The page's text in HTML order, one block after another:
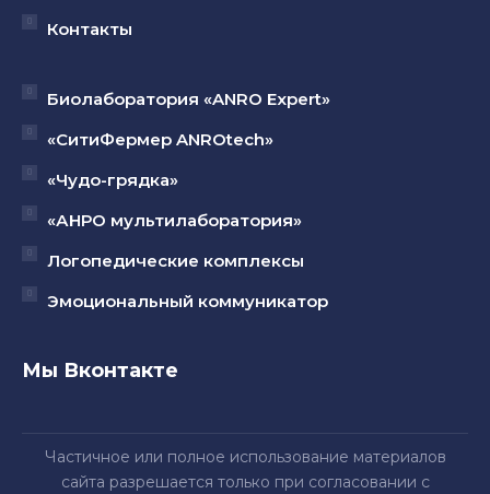
Контакты
Биолаборатория «ANRO Expert»
«СитиФермер ANROtech»
«Чудо-грядка»
«АНРО мультилаборатория»
Логопедические комплексы
Эмоциональный коммуникатор
Мы Вконтакте
Частичное или полное использование материалов
сайта разрешается только при согласовании с